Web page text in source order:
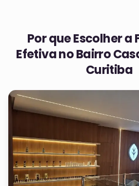
Por que Escolher a
Efetiva noBairro
Curitiba